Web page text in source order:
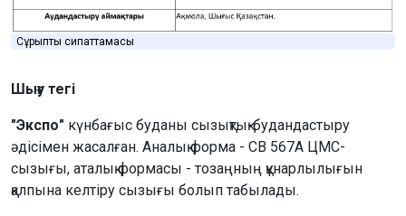
Сұрыптың сипаттамасы
Шығу тегі
"Экспо" күнбағыс буданы сызықтық-будандастыру
әдісімен жасалған. Аналық форма - СВ 567A ЦМС-
сызығы, аталық формасы - тозаңның құнарлылығын
қалпына келтіру сызығы болып табылады.